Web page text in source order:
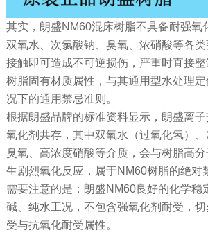
其实，朗盛NM60混床树脂不具备耐强氧
双氧水、次氯酸钠、臭氧、浓硝酸等各
接触即可造成不可逆损伤，严重时直接
树脂固有材质属性，与其通用型水处理
况下的通用禁忌准则。
根据朗盛品牌的标准资料显示，朗盛离
氧化剂共存，其中双氧水（过氧化氢）、
臭氧、高浓度硝酸等介质，会与树脂高
生剧烈氧化反应，属于NM60树脂的绝对
需要注意的是：朗盛NM60良好的化学稳
碱、纯水工况，不包含强氧化剂耐受，
受与抗氧化耐受属性。